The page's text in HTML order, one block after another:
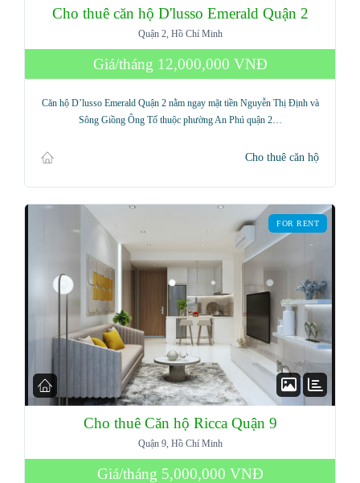
Cho thuê căn hộ D'lusso Emerald Quận 2
Quận 2, Hồ Chí Minh
Giá/tháng 12,000,000 VNĐ
Căn hộ D’lusso Emerald Quận 2 nằm ngay mặt tiền Nguyễn Thị Định và
Sông Giồng Ông Tố thuộc phường An Phú quận 2…
Cho thuê căn hộ
FOR RENT
Cho thuê Căn hộ Ricca Quận 9
Quận 9, Hồ Chí Minh
Giá/tháng 5,000,000 VNĐ
Log in
Username
Lost your password?